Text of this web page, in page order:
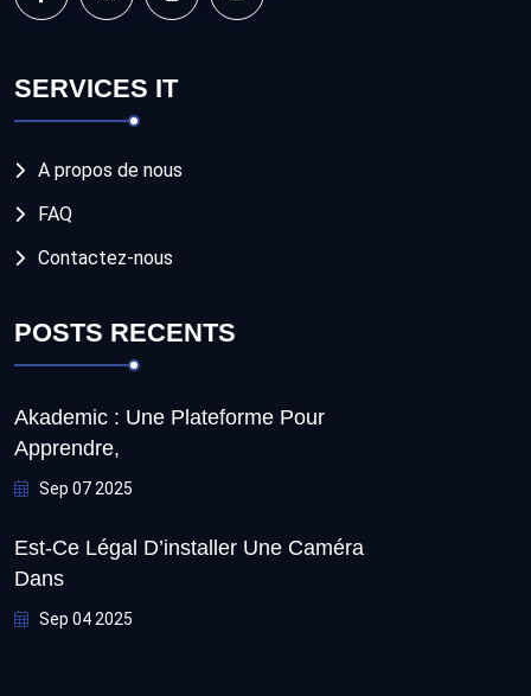
SERVICES IT
A propos de nous
FAQ
Contactez-nous
POSTS RECENTS
Akademic : Une Plateforme Pour
Apprendre,
Sep 07 2025
Est-Ce Légal D’installer Une Caméra
Dans
Sep 04 2025